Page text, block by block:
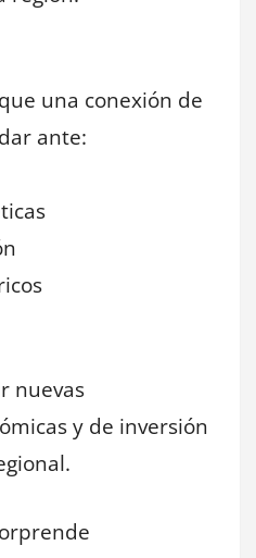
una conexión de
ante:
nuevas
y de inversión